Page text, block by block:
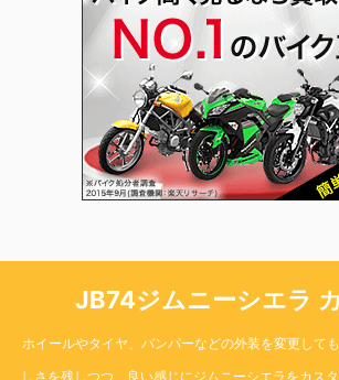
JB74ジムニーシエラ
ホイールやタイヤ、バンパーなどの外装を変更して
しさを残しつつ、良い感じにジムニーシエラをカス